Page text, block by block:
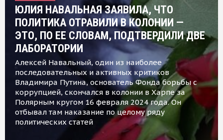
ЮЛИЯ НАВАЛЬНАЯ ЗАЯВИЛА, ЧТО
ПОЛИТИКА ОТРАВИЛИ В КОЛОНИИ —
ЭТО, ПО ЕЕ СЛОВАМ, ПОДТВЕРДИЛИ ДВЕ
ЛАБОРАТОРИИ
Алексей Навальный, один из наиболее
последовательных и активных критиков
Владимира Путина, основатель Фонда борьбы с
коррупцией, скончался в колонии в Харпе за
Полярным кругом 16 февраля 2024 года. Он
отбывал там наказание по целому ряду
политических статей